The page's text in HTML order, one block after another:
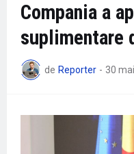
Compania a
suplimentare
de Reporter - 30 mai